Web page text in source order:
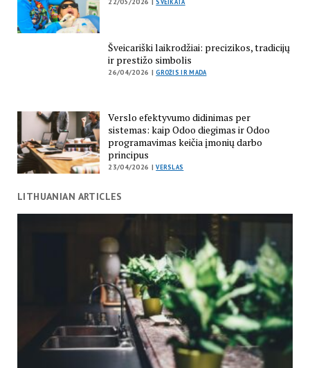
SVEIKATA
Šveicariški laikrodžiai: precizikos, tradicijų
ir prestižo simbolis
26/04/2026 |GROŽIS IR MADA
Verslo efektyvumo didinimas per
sistemas: kaip Odoo diegimas ir Odoo
programavimas keičia įmonių darbo
principus
23/04/2026 |VERSLAS
LITHUANIAN ARTICLES